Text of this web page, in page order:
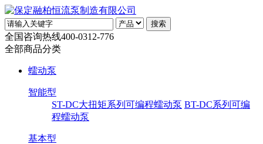
全国咨询热线400-0312-776
全部商品分类
蠕动泵
智能型
ST-DC大扭矩系列可编程蠕动泵 BT-DC系列可编
程蠕动泵
基本型